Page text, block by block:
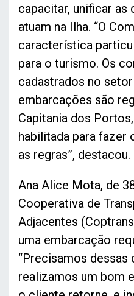
capacitar, unificar as
atuam na Ilha. “O
característica
para o turismo. Os
cadastrados no
embarcações são
Capitania dos
habilitada para fazer
as regras”, destacou.
Ana Alice Mota, de
Cooperativa de
Adjacentes
uma embarcação
“Precisamos
realizamos um bom